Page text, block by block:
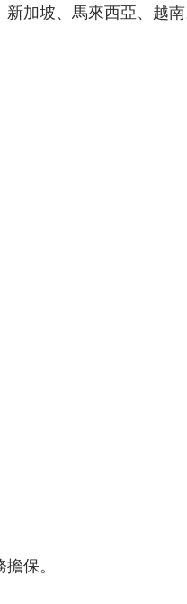
加坡、馬來西亞、越
保。